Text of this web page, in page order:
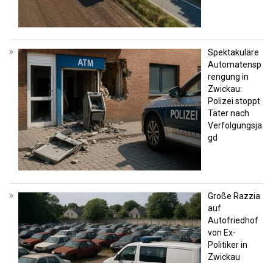
Spektakuläre
Automatensp
rengung in
Zwickau:
Polizei stoppt
Täter nach
Verfolgungsja
gd
Große Razzia
auf
Autofriedhof
von Ex-
Politiker in
Zwickau